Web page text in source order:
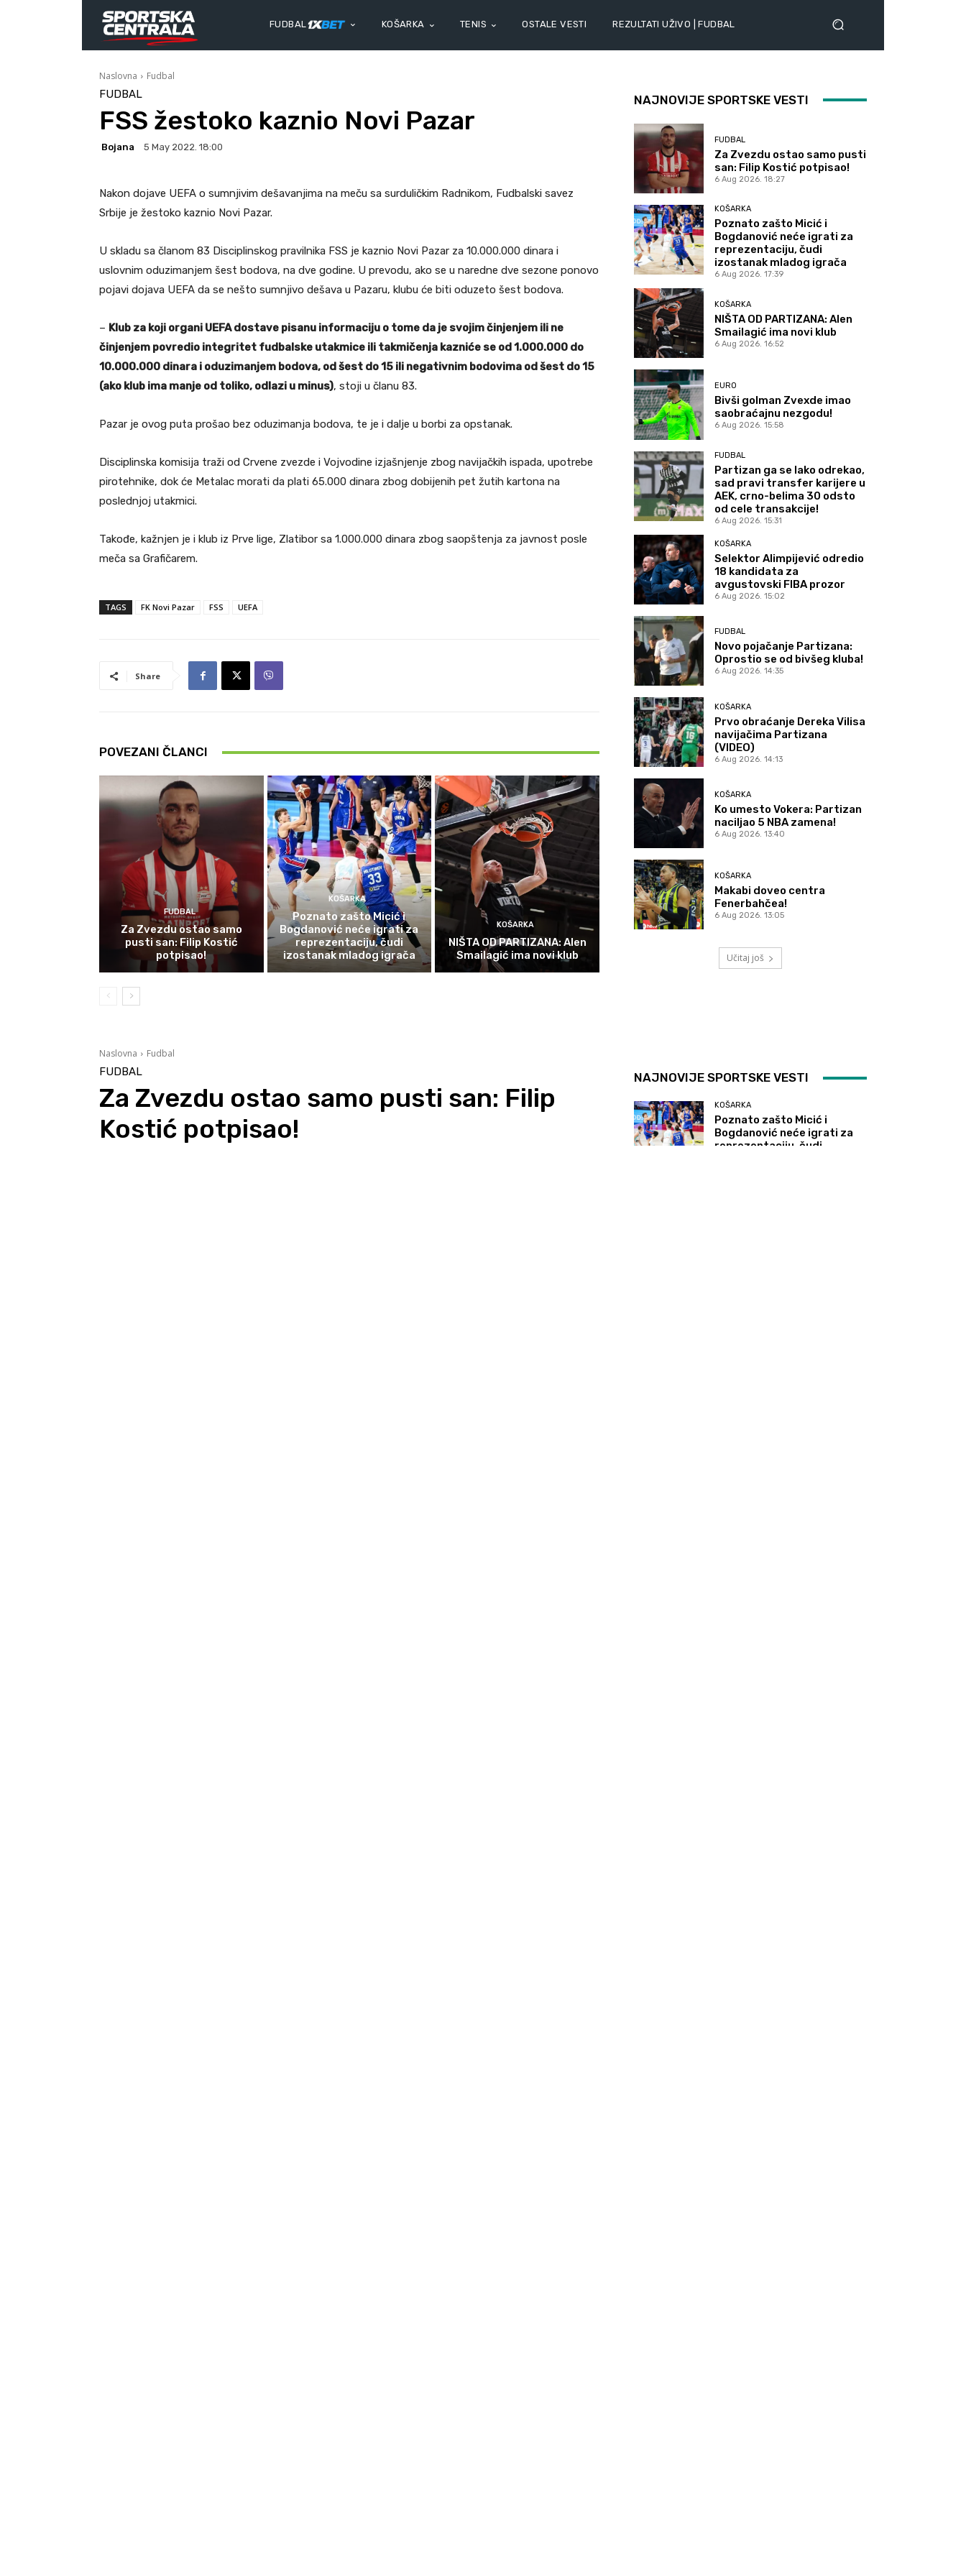
FUDBAL KOŠARKA TENIS OSTALE VESTI REZULTATI UŽIVO | FUDBAL
Naslovna Fudbal
FUDBAL
FSS žestoko kaznio Novi Pazar
Bojana 5 May 2022. 18:00
Nakon dojave UEFA o sumnjivim dešavanjima na meču sa surduličkim Radnikom, Fudbalski savez
Srbije je žestoko kaznio Novi Pazar.
U skladu sa članom 83 Disciplinskog pravilnika FSS je kaznio Novi Pazar za 10.000.000 dinara i
uslovnim oduzimanjem šest bodova, na dve godine. U prevodu, ako se u naredne dve sezone ponovo
pojavi dojava UEFA da se nešto sumnjivo dešava u Pazaru, klubu će biti oduzeto šest bodova.
– Klub za koji organi UEFA dostave pisanu informaciju o tome da je svojim činjenjem ili ne
činjenjem povredio integritet fudbalske utakmice ili takmičenja kazniće se od 1.000.000 do
10.000.000 dinara i oduzimanjem bodova, od šest do 15 ili negativnim bodovima od šest do 15
(ako klub ima manje od toliko, odlazi u minus), stoji u članu 83.
Pazar je ovog puta prošao bez oduzimanja bodova, te je i dalje u borbi za opstanak.
Disciplinska komisija traži od Crvene zvezde i Vojvodine izjašnjenje zbog navijačkih ispada, upotrebe
pirotehnike, dok će Metalac morati da plati 65.000 dinara zbog dobijenih pet žutih kartona na
poslednjoj utakmici.
Takođe, kažnjen je i klub iz Prve lige, Zlatibor sa 1.000.000 dinara zbog saopštenja za javnost posle
meča sa Grafičarem.
TAGS FK Novi Pazar FSS UEFA
Share
POVEZANI ČLANCI
FUDBAL
Za Zvezdu ostao samo
pusti san: Filip Kostić
potpisao!
KOŠARKA
Poznato zašto Micić i
Bogdanović neće igrati za
reprezentaciju, čudi
izostanak mladog igrača
KOŠARKA
NIŠTA OD PARTIZANA: Alen
Smailagić ima novi klub
NAJNOVIJE SPORTSKE VESTI
FUDBAL
Za Zvezdu ostao samo pusti
san: Filip Kostić potpisao!
6 Aug 2026. 18:27
KOŠARKA
Poznato zašto Micić i
Bogdanović neće igrati za
reprezentaciju, čudi
izostanak mladog igrača
6 Aug 2026. 17:39
KOŠARKA
NIŠTA OD PARTIZANA: Alen
Smailagić ima novi klub
6 Aug 2026. 16:52
EURO
Bivši golman Zvexde imao
saobraćajnu nezgodu!
6 Aug 2026. 15:58
FUDBAL
Partizan ga se lako odrekao,
sad pravi transfer karijere u
AEK, crno-belima 30 odsto
od cele transakcije!
6 Aug 2026. 15:31
KOŠARKA
Selektor Alimpijević odredio
18 kandidata za
avgustovski FIBA prozor
6 Aug 2026. 15:02
FUDBAL
Novo pojačanje Partizana:
Oprostio se od bivšeg kluba!
6 Aug 2026. 14:35
KOŠARKA
Prvo obraćanje Dereka Vilisa
navijačima Partizana
(VIDEO)
6 Aug 2026. 14:13
KOŠARKA
Ko umesto Vokera: Partizan
naciljao 5 NBA zamena!
6 Aug 2026. 13:40
KOŠARKA
Makabi doveo centra
Fenerbahčea!
6 Aug 2026. 13:05
Učitaj još